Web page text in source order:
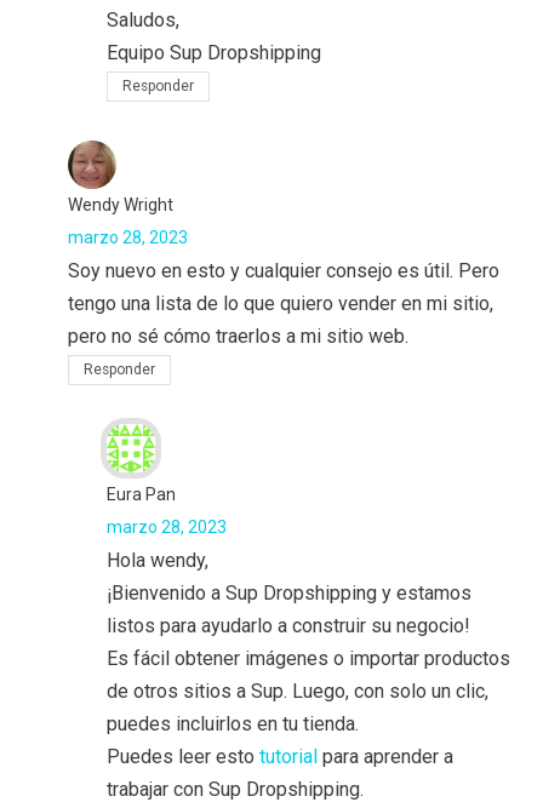
Saludos,
Equipo Sup Dropshipping
Responder
Wendy Wright
marzo 28, 2023
Soy nuevo en esto y cualquier consejo es útil. Pero
tengo una lista de lo que quiero vender en mi sitio,
pero no sé cómo traerlos a mi sitio web.
Responder
Eura Pan
marzo 28, 2023
Hola wendy,
¡Bienvenido a Sup Dropshipping y estamos
listos para ayudarlo a construir su negocio!
Es fácil obtener imágenes o importar productos
de otros sitios a Sup. Luego, con solo un clic,
puedes incluirlos en tu tienda.
Puedes leer esto tutorial para aprender a
trabajar con Sup Dropshipping.